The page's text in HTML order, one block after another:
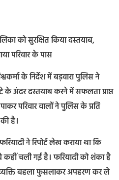
को सुरक्षित किया दस्तयाब,
परिवार के पास
के निर्देश में बड़वारा पुलिस ने
अंदर दस्तयाब करने में सफलता प्राप्त
परिवार वालों ने पुलिस के प्रति
है।
ने रिपोर्ट लेख कराया था कि
कहीं चली गई है। फरियादी को शंका है
बहला फुसलाकर अपहरण कर ले